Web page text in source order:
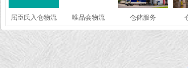
屈臣氏入仓物流 唯品会物流 仓储服务